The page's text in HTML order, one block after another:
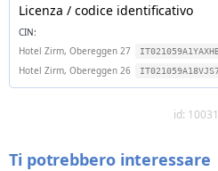
Licenza / codice identificativo
CIN:
Hotel Zirm, Obereggen 27
Hotel Zirm, Obereggen 26
id:
Ti potrebbero interessare